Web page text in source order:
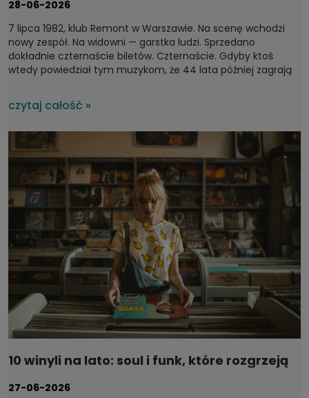
28-06-2026
7 lipca 1982, klub Remont w Warszawie. Na scenę wchodzi
nowy zespół. Na widowni — garstka ludzi. Sprzedano
dokładnie czternaście biletów. Czternaście. Gdyby ktoś
wtedy powiedział tym muzykom, że 44 lata później zagrają
by się roześmiali. A jednak. Bo Kult to jeden z tych zespołów,
który bez wątpienia można zaliczyć do fundamentów
współtworzeniu rodzimej sceny.
czytaj całość »
10 winyli na lato: soul i funk, które rozgrzeją
27-06-2026